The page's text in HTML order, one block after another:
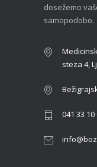
dosežemo
samopodobo.
steza 4,
041 33 10